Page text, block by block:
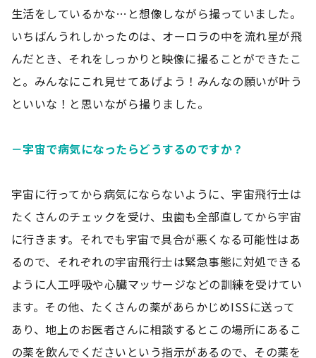
生活をしているかな…と想像しながら撮っていました。
いちばんうれしかったのは、オーロラの中を流れ星が飛
んだとき、それをしっかりと映像に撮ることができたこ
と。みんなにこれ見せてあげよう！みんなの願いが叶う
といいな！と思いながら撮りました。
－宇宙で病気になったらどうするのですか？
宇宙に行ってから病気にならないように、宇宙飛行士は
たくさんのチェックを受け、虫歯も全部直してから宇宙
に行きます。それでも宇宙で具合が悪くなる可能性はあ
るので、それぞれの宇宙飛行士は緊急事態に対処できる
ように人工呼吸や心臓マッサージなどの訓練を受けてい
ます。その他、たくさんの薬があらかじめISSに送って
あり、地上のお医者さんに相談するとこの場所にあるこ
の薬を飲んでくださいという指示があるので、その薬を